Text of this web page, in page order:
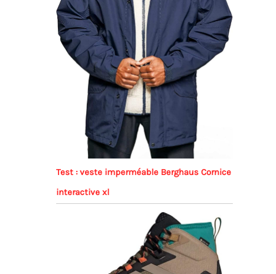
Test : veste imperméable Berghaus Cornice
interactive xl